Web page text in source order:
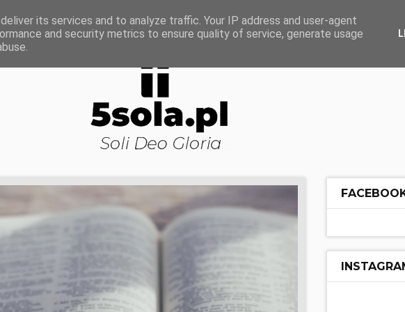
NAUKA DOJRZAŁOŚĆ DUCHOWA KOŚCIÓŁ INNE
its services and to analyze traffic. Your IP address and user-agent
and security metrics to ensure quality of service, generate usage